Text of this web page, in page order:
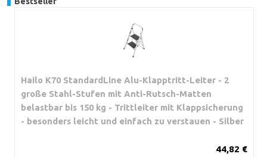
Hailo K70 StandardLine Alu-Klapptritt-Leiter - 2
große Stahl-Stufen mit Anti-Rutsch-Matten
belastbar bis 150 kg - Trittleiter mit Klappsicherung
- besonders leicht und einfach zu verstauen - Silber
44,82 €